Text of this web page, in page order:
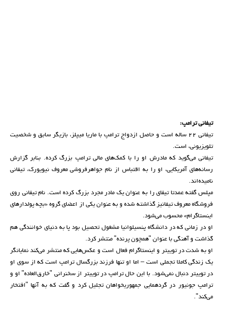
تیفانی ترامپ:
تیفانی ۲۲ ساله است و حاصل ازدواج ترامپ با ماریا میپلز، بازیگر سابق و شخصیت
تلویزیونی، است.
تیفانی می‌گوید که مادرش او را با کمک‌های مالی ترامپ بزرگ کرده. بنابر گزارش
رسانه‌های آمریکایی، او را به اقتباس از نام جواهرفروشی معروف نیویورک، تیفانی
نامیده‌اند.
مپلس گفته عمدتا تیفای را به عنوان یک مادر مجرد بزرگ کرده است. نام تیفانی روی
فروشگاه معروف تیفانیز گذاشته شده و به عنوان یکی از اعضای گروه «بچه پولدارهای
اینستاگرام» محسوب می‌شود.
او در زمانی که در دانشگاه پنسیلوانیا مشغول تحصیل بود پا به دنیای خوانندگی هم
گذاشت و آهنگی با عنوان "همچون پرنده" منتشر کرد.
او به شدت در توییتر و اینستاگرام فعال است و عکس‌هایی که منتشر می‌کند نمایانگر
یک زندگی کاملا تجملی است – اما او تنها فرزند بزرگسال ترامپ است که از سوی او
در توییتر دنبال نمی‌شود. با این حال ترامپ در توییتر از سخنرانی "خارق‌العاده" او و
ترامپ جونیور در گردهمایی جمهوریخواهان تجلیل کرد و گفت که به آنها "افتخار
می‌کند".